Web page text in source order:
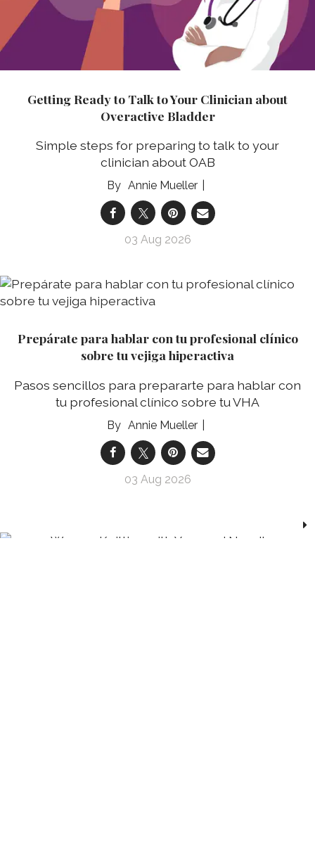
Getting Ready to Talk to Your Clinician about
Overactive Bladder
Simple steps for preparing to talk to your
clinician about OAB
Annie Mueller
03 Aug 2026
Prepárate para hablar con tu profesional clínico
sobre tu vejiga hiperactiva
Pasos sencillos para prepararte para hablar con
tu profesional clínico sobre tu VHA
Annie Mueller
03 Aug 2026